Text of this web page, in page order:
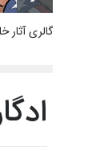
گالری